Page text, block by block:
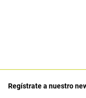
Regístrate a nuestro